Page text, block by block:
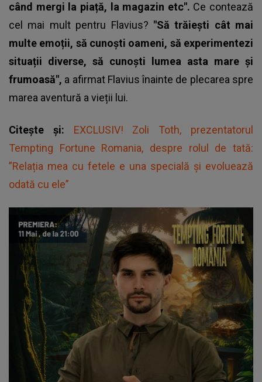
când mergi la piață, la magazin etc". Ce contează
cel mai mult pentru Flavius? "Să trăiești cât mai
multe emoții, să cunoști oameni, să experimentezi
situații diverse, să cunoști lumea asta mare și
frumoasă", a afirmat Flavius înainte de plecarea spre
marea aventură a vieții lui.
Citește și: EXCLUSIV! Zoli Toth, prezentatorul
Tempting Fortune Romania, despre rolul de tată:
”Relația mea cu fetele e una specială și evoluează
odată cu ele”